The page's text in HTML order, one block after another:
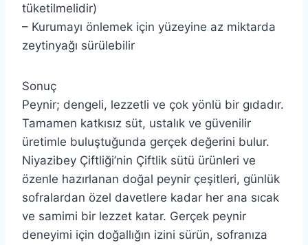
tüketilmelidir)
– Kurumayı önlemek için yüzeyine az miktarda
zeytinyağı sürülebilir
Sonuç
Peynir; dengeli, lezzetli ve çok yönlü bir gıdadır.
Tamamen katkısız süt, ustalık ve güvenilir
üretimle buluştuğunda gerçek değerini bulur.
Niyazibey Çiftliği’nin Çiftlik sütü ürünleri ve
özenle hazırlanan doğal peynir çeşitleri, günlük
sofralardan özel davetlere kadar her ana sıcak
ve samimi bir lezzet katar. Gerçek peynir
deneyimi için doğallığın izini sürün, sofranıza